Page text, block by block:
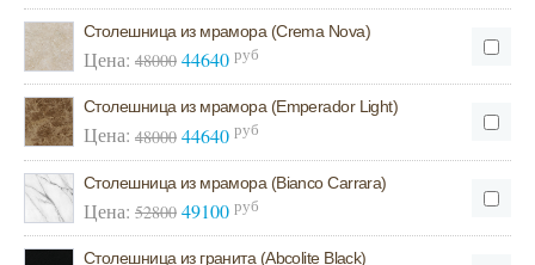
Столешница из мрамора (Crema Nova)
Цена: 48000 44640 руб
Столешница из мрамора (Emperador Light)
Цена: 48000 44640 руб
Столешница из мрамора (Bianco Carrara)
Цена: 52800 49100 руб
Столешница из гранита (Abcolite Black)